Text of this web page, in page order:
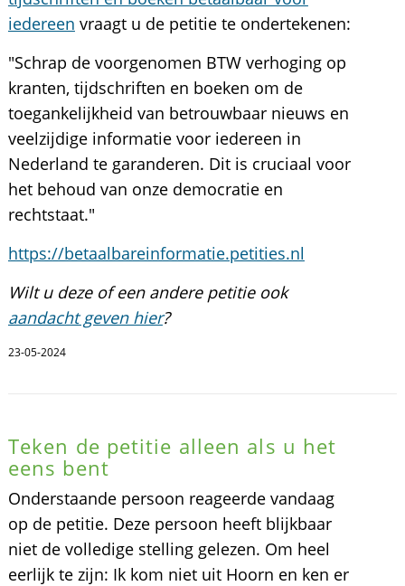
iedereen vraagt u de petitie te ondertekenen:
"Schrap de voorgenomen BTW verhoging op
kranten, tijdschriften en boeken om de
toegankelijkheid van betrouwbaar nieuws en
veelzijdige informatie voor iedereen in
Nederland te garanderen. Dit is cruciaal voor
het behoud van onze democratie en
rechtstaat."
https://betaalbareinformatie.petities.nl
Wilt u deze of een andere petitie ook
aandacht geven hier?
23-05-2024
Teken de petitie alleen als u het
eens bent
Onderstaande persoon reageerde vandaag
op de petitie. Deze persoon heeft blijkbaar
niet de volledige stelling gelezen. Om heel
eerlijk te zijn: Ik kom niet uit Hoorn en ken er